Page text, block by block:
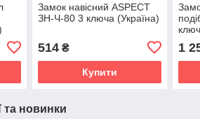
Замок навісний ASPECT
ЗН-Ч-80 3 ключа (Україна)
514₴
Купити
1
та новинки